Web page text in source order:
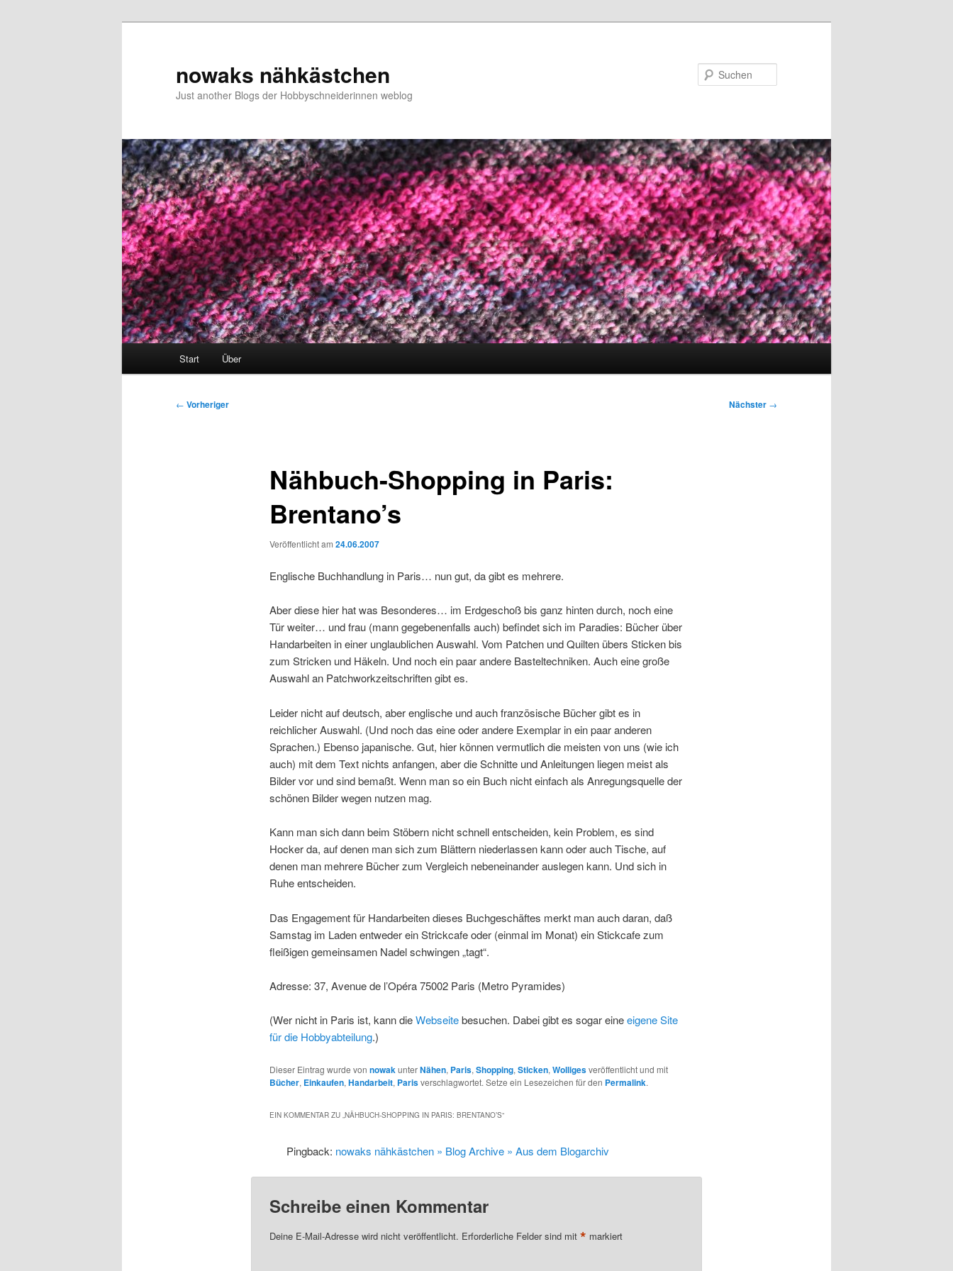
nowaks nähkästchen
Just another Blogs der Hobbyschneiderinnen weblog
Start Über
Beitragsnavigation
← Vorheriger Nächster →
Nähbuch-Shopping in Paris:
Brentano’s
Veröffentlicht am 24.06.2007
Englische Buchhandlung in Paris… nun gut, da gibt es mehrere.
Aber diese hier hat was Besonderes… im Erdgeschoß bis ganz hinten durch, noch eine
Tür weiter… und frau (mann gegebenenfalls auch) befindet sich im Paradies: Bücher über
Handarbeiten in einer unglaublichen Auswahl. Vom Patchen und Quilten übers Sticken bis
zum Stricken und Häkeln. Und noch ein paar andere Basteltechniken. Auch eine große
Auswahl an Patchworkzeitschriften gibt es.
Leider nicht auf deutsch, aber englische und auch französische Bücher gibt es in
reichlicher Auswahl. (Und noch das eine oder andere Exemplar in ein paar anderen
Sprachen.) Ebenso japanische. Gut, hier können vermutlich die meisten von uns (wie ich
auch) mit dem Text nichts anfangen, aber die Schnitte und Anleitungen liegen meist als
Bilder vor und sind bemaßt. Wenn man so ein Buch nicht einfach als Anregungsquelle der
schönen Bilder wegen nutzen mag.
Kann man sich dann beim Stöbern nicht schnell entscheiden, kein Problem, es sind
Hocker da, auf denen man sich zum Blättern niederlassen kann oder auch Tische, auf
denen man mehrere Bücher zum Vergleich nebeneinander auslegen kann. Und sich in
Ruhe entscheiden.
Das Engagement für Handarbeiten dieses Buchgeschäftes merkt man auch daran, daß
Samstag im Laden entweder ein Strickcafe oder (einmal im Monat) ein Stickcafe zum
fleißigen gemeinsamen Nadel schwingen „tagt“.
Adresse: 37, Avenue de l’Opéra 75002 Paris (Metro Pyramides)
(Wer nicht in Paris ist, kann dieWebseitebesuchen. Dabei gibt es sogar eineeigene Site
für die Hobbyabteilung.)
Dieser Eintrag wurde von nowakunterNähen, Paris, Shopping, Sticken, Wolligesveröffentlicht und mit
Bücher, Einkaufen, Handarbeit, Parisverschlagwortet. Setze ein Lesezeichen für den Permalink.
EIN KOMMENTAR ZU „NÄHBUCH-SHOPPING IN PARIS: BRENTANO’S“
Pingback: nowaks nähkästchen » Blog Archive » Aus dem Blogarchiv
Schreibe einen Kommentar
Deine E-Mail-Adresse wird nicht veröffentlicht. Erforderliche Felder sind mit * markiert